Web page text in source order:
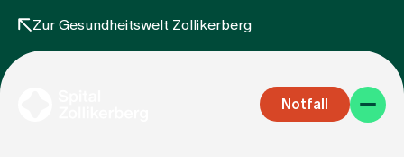
Zur Gesundheitswelt Zollikerberg
Notfall